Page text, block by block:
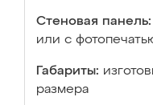
Стеновая панель:
или с
Габариты:
размера